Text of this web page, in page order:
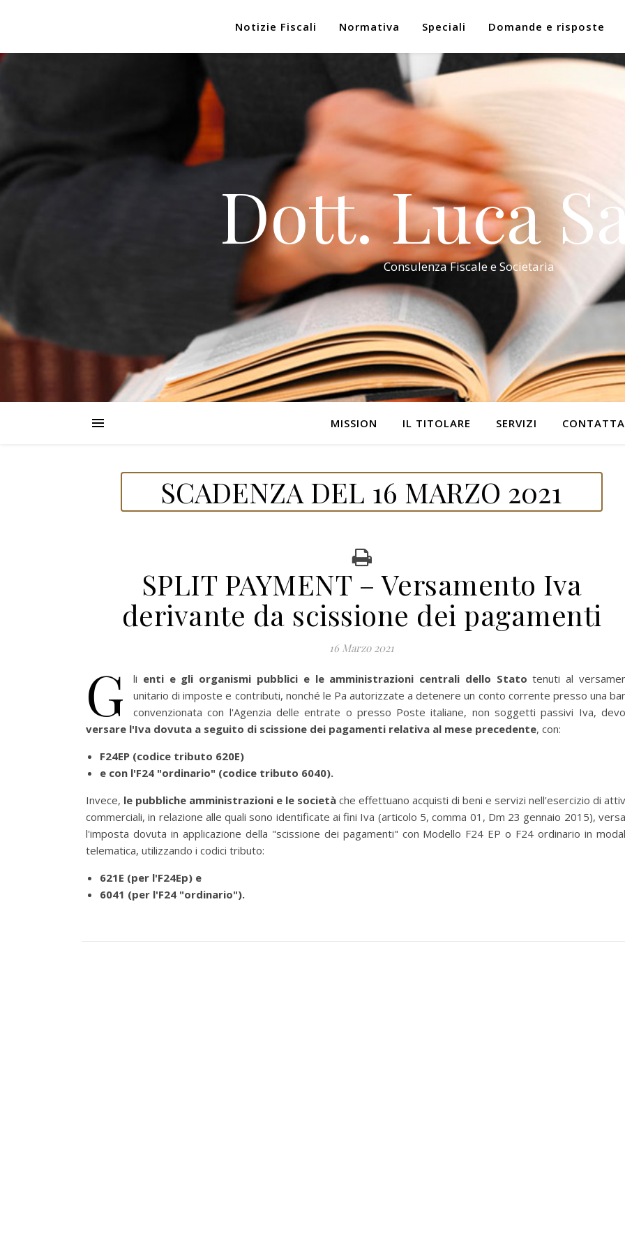
Notizie Fiscali Normativa Speciali Domande e risposte
Dott. Luca
Consulenza Fiscale e Societaria
MISSION IL TITOLARE SERVIZI
SCADENZA DEL 16 MARZO 2021
SPLIT PAYMENT – Versamento Iva
derivante da scissione dei pagamenti
16 Marzo 2021
G li enti e gli organismi pubblici e le amministrazioni centrali dello Stato tenuti al
unitario di imposte e contributi, nonché le Pa autorizzate a detenere un conto corrente presso una
convenzionata con l'Agenzia delle entrate o presso Poste italiane, non soggetti passivi Iva,
versare l'Iva dovuta a seguito di scissione dei pagamenti relativa al mese precedente, con:
F24EP (codice tributo 620E)
e con l'F24 "ordinario" (codice tributo 6040).
Invece, le pubbliche amministrazioni e le società che effettuano acquisti di beni e servizi nell'esercizio di
commerciali, in relazione alle quali sono identificate ai fini Iva (articolo 5, comma 01, Dm 23 gennaio 2015),
l'imposta dovuta in applicazione della "scissione dei pagamenti" con Modello F24 EP o F24 ordinario in
telematica, utilizzando i codici tributo:
621E (per l'F24Ep) e
6041 (per l'F24 "ordinario").